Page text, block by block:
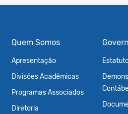
Quem Somos
Apresentação
Divisões Acadêmicas
Programas Associados
Diretoria